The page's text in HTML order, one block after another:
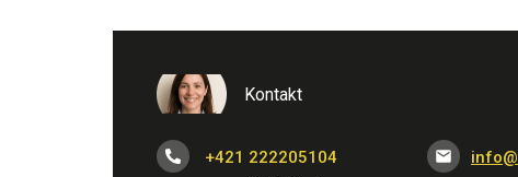
Kontakt
info@
+421 222205104